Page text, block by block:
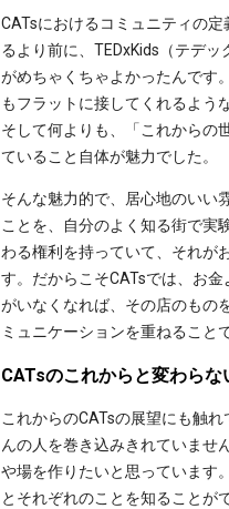
CATsにおけるコミュニティの
るより前に、TEDxKids（テデ
がめちゃくちゃよかったんです
もフラットに接してくれるよう
そして何よりも、「これからの
ていること自体が魅力でした。
そんな魅力的で、居心地のいい
ことを、自分のよく知る街で実
わる権利を持っていて、それが
す。だからこそCATsでは、お
がいなくなれば、その店のもの
ミュニケーションを重ねること
CATsのこれからと変わらな
これからのCATsの展望にも触
んの人を巻き込みきれていませ
や場を作りたいと思っています
とそれぞれのことを知ることが